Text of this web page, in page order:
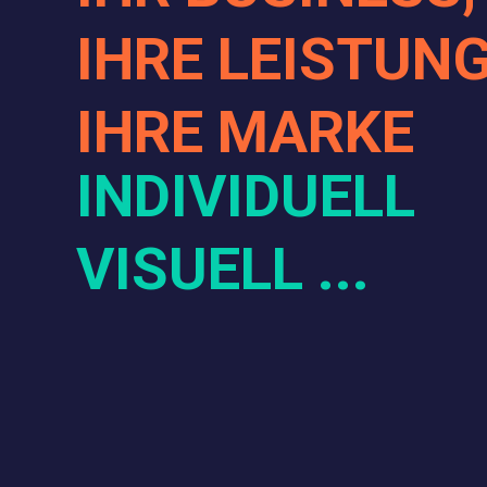
IHRE
IHRE MARKE
INDIVIDUELL
VISUELL ...